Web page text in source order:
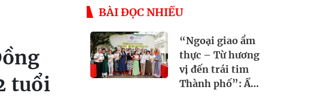
tuổi
BÀI ĐỌC NHIỀU
“Ngoại giao ẩm
thực – Từ hương
vị đến trái tim
Thành phố”: Ẩm